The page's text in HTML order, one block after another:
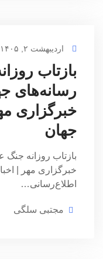
اردیبهشت ۲, ۱۴۰۵
بازتاب
خبرگزاری
جهان
بازتاب روزانه جنگ
خبرگزاری مهر |
اطلاع‌رسانی…
مجتبی سلگی